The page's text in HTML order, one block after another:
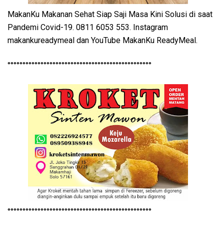
MakanKu Makanan Sehat Siap Saji Masa Kini Solusi di saat
Pandemi Covid-19. 0811 6053 553. Instagram
makankureadymeal dan YouTube MakanKu ReadyMeal.
°°°°°°°°°°°°°°°°°°°°°°°°°°°°°°°°°°°°°°°°°°°°°°°°
°°°°°°°°°°°°°°°°°°°°°°°°°°°°°°°°°°°°°°°°°°°°°°°°